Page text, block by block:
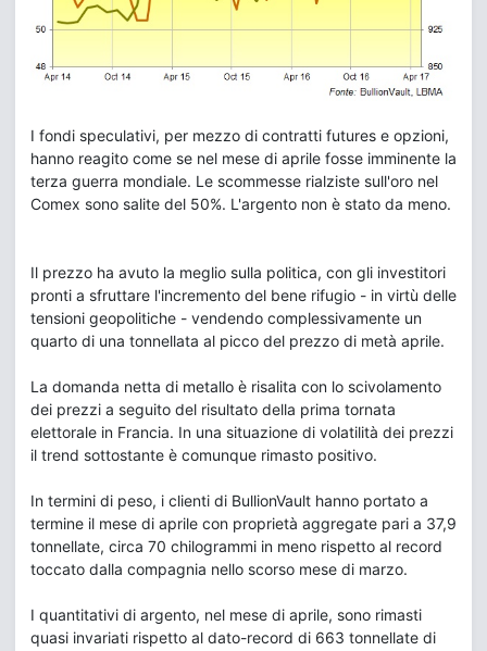
I fondi speculativi, per mezzo di contratti futures e opzioni,
hanno reagito come se nel mese di aprile fosse imminente la
terza guerra mondiale. Le scommesse rialziste sull'oro nel
Comex sono salite del 50%. L'argento non è stato da meno.
Il prezzo ha avuto la meglio sulla politica, con gli investitori
pronti a sfruttare l'incremento del bene rifugio - in virtù delle
tensioni geopolitiche - vendendo complessivamente un
quarto di una tonnellata al picco del prezzo di metà aprile.
La domanda netta di metallo è risalita con lo scivolamento
dei prezzi a seguito del risultato della prima tornata
elettorale in Francia. In una situazione di volatilità dei prezzi
il trend sottostante è comunque rimasto positivo.
In termini di peso, i clienti di BullionVault hanno portato a
termine il mese di aprile con proprietà aggregate pari a 37,9
tonnellate, circa 70 chilogrammi in meno rispetto al record
toccato dalla compagnia nello scorso mese di marzo.
I quantitativi di argento, nel mese di aprile, sono rimasti
quasi invariati rispetto al dato-record di 663 tonnellate di